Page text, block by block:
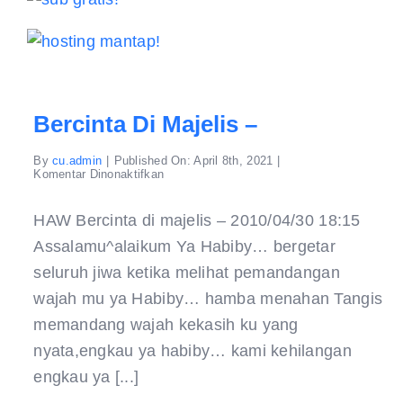
Bercinta Di Majelis –
Bycu.admin Published On: April 8th, 2021
Komentar Dinonaktifkanpada
majelis
–
HAW Bercinta di majelis – 2010/04/30 18:15
Assalamu^alaikum Ya Habiby… bergetar
seluruh jiwa ketika melihat pemandangan
wajah mu ya Habiby… hamba menahan Tangis
memandang wajah kekasih ku yang
nyata,engkau ya habiby… kami kehilangan
engkau ya [...]